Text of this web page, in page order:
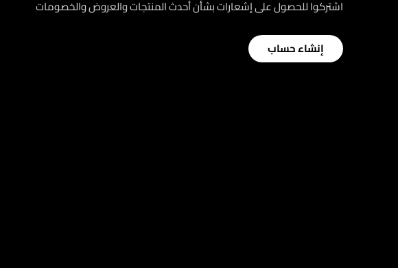
اشتركوا للحصول على إشعارات بشأن أحدث المنتجات والعروض والخصومات
إنشاء حساب